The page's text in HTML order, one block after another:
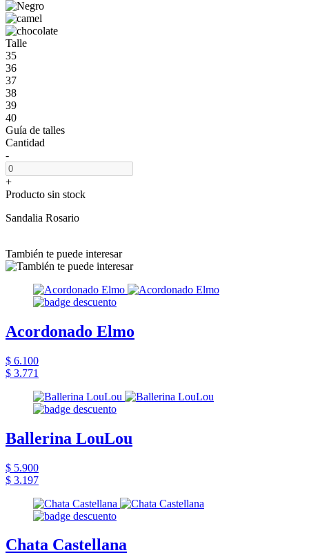
Talle
35
36
37
38
39
40
Guía de talles
Cantidad
-
+
Producto sin stock
Sandalia Rosario
También te puede interesar
Acordonado Elmo
$ 6.100
$ 3.771
Ballerina LouLou
$ 5.900
$ 3.197
Chata Castellana